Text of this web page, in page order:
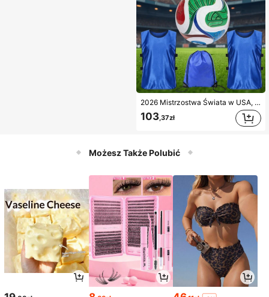
2026 Mistrzostwa Świata w USA, Kanadzie i Meksyku, 4-w-1 zestaw treningowy do piłki nożnej – oddychający i szybkoschnący komplet drużynowy z piłką i torbą do przechowywania, treningowy top do piłki nożnej z piłką i worek ze sznurkiem, odpowiedni dla dorosłych i młodzieży uprawiającej sport piłkarski
103,37zł
Możesz Także Polubić